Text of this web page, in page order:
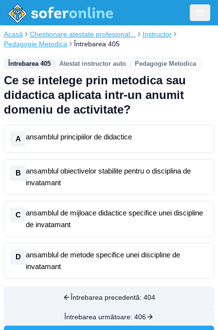
Acasă Chestionare atestate profesional...
Instructor
Pedagogie Metodica
Întrebarea 405
Întrebarea 405 Atestat instructor auto Pedagogie Metodica
Ce se intelege prin metodica sau
didactica aplicata intr-un anumit
domeniu de activitate?
A ansamblul principiilor de didactice
B
ansamblul obiectivelor stabilite pentru o disciplina de
invatamant
C
ansamblul de mijloace didactice specifice unei discipline
de invatamant
D
ansamblul de metode specifice unei discipline de
invatamant
Întrebarea precedentă: 404
Întrebarea următoare: 406